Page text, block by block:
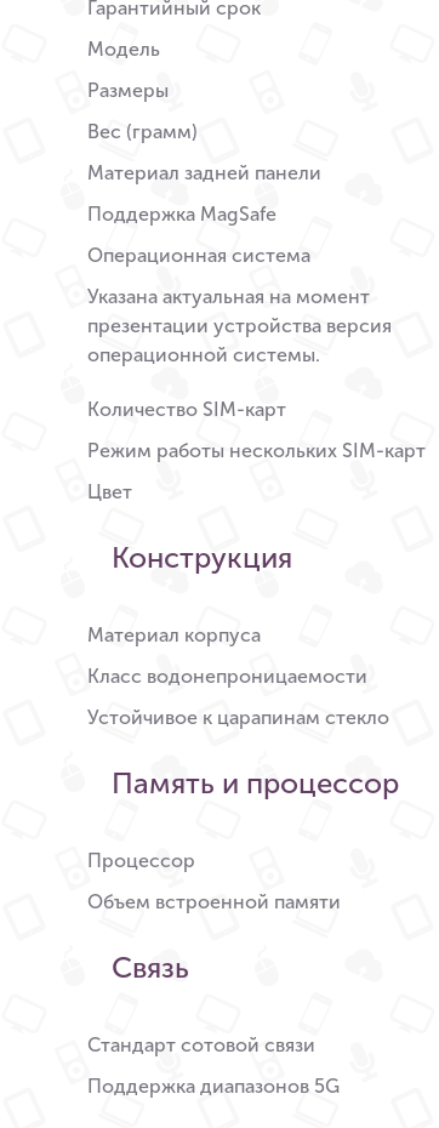
Гарантийный срок
Модель
Размеры
Вес (грамм)
Материал задней панели
Поддержка MagSafe
Операционная система
Указана актуальная на момент
презентации устройства версия
операционной системы.
Количество SIM-карт
Режим работы нескольких SIM-карт
Цвет
Конструкция
Материал корпуса
Класс водонепроницаемости
Устойчивое к царапинам стекло
Память и процессор
Процессор
Объем встроенной памяти
Связь
Стандарт сотовой связи
Поддержка диапазонов 5G